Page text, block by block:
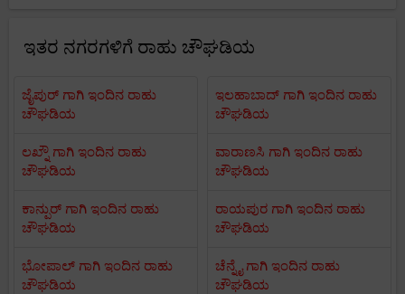
ಇತರ ನಗರಗಳಿಗೆ ರಾಹು ಚೌಘಡಿಯ
ಜೈಪುರ್ ಗಾಗಿ ಇಂದಿನ ರಾಹು
ಚೌಘಡಿಯ
ಲಖ್ನೌ ಗಾಗಿ ಇಂದಿನ ರಾಹು
ಚೌಘಡಿಯ
ಕಾನ್ಪುರ್ ಗಾಗಿ ಇಂದಿನ ರಾಹು
ಚೌಘಡಿಯ
ಭೋಪಾಲ್ ಗಾಗಿ ಇಂದಿನ ರಾಹು
ಚೌಘಡಿಯ
ಇಲಹಾಬಾದ್ ಗಾಗಿ ಇಂದಿನ ರಾಹು
ಚೌಘಡಿಯ
ವಾರಾಣಸಿ ಗಾಗಿ ಇಂದಿನ ರಾಹು
ಚೌಘಡಿಯ
ರಾಯಪುರ ಗಾಗಿ ಇಂದಿನ ರಾಹು
ಚೌಘಡಿಯ
ಚೆನ್ನೈ ಗಾಗಿ ಇಂದಿನ ರಾಹು
ಚೌಘಡಿಯ